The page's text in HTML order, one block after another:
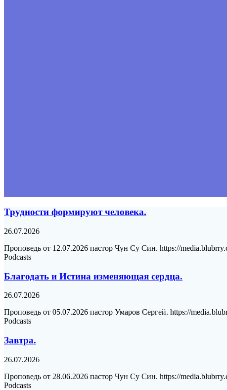
Трудности формируют человека.
26.07.2026
Проповедь от 12.07.2026 пастор Чун Су Син. https://
Podcasts
Благодать и Истина изменяющая сердца.
26.07.2026
Проповедь от 05.07.2026 пастор Умаров Сергей. https://
Podcasts
Завтра.
26.07.2026
Проповедь от 28.06.2026 пастор Чун Су Син. https://
Podcasts